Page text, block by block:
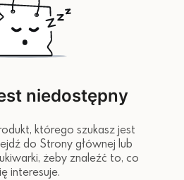
niedostępny
którego szukasz jest
do Strony głównej lub
żeby znaleźć to, co
interesuje.